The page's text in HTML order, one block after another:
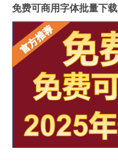
免费可商用字体批量下载